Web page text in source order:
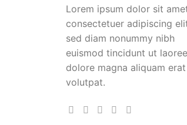
Lorem ipsum dolor sit
consectetuer adipiscing
sed diam nonummy nibh
euismod tincidunt ut
dolore magna aliquam erat
volutpat.